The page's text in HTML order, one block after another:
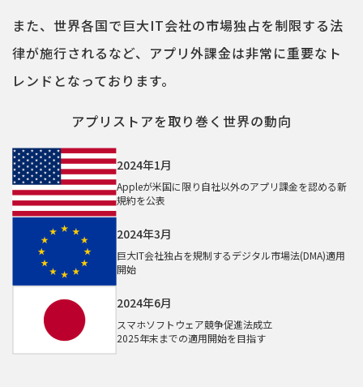
また、世界各国で巨大IT会社の市場独占を制限する法
律が施行されるなど、アプリ外課金は非常に重要なト
レンドとなっております。
アプリストアを取り巻く世界の動向
2024年1月
Appleが米国に限り自社以外のアプリ課金を認める新
規約を公表
2024年3月
巨大IT会社独占を規制するデジタル市場法(DMA)適用
開始
2024年6月
スマホソフトウェア競争促進法成立
2025年末までの適用開始を目指す